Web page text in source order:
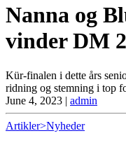
Nanna og
vinder DM
Kür-finalen i dette års
ridning og stemning i top
June 4, 2023 | admin
Artikler>Nyheder